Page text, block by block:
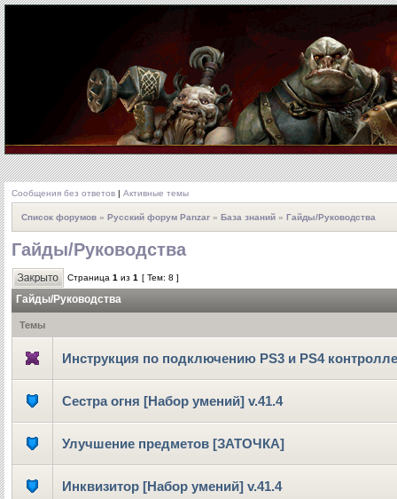
Сообщения без ответов | Активные темы
Список форумов » Русский форум Panzar » База знаний » Гайды/Руководства
Гайды/Руководства
Страница 1 из 1 [ Тем: 8 ]
Гайды/Руководства
Темы
Инструкция по подключению PS3 и PS4
Сестра огня [Набор умений] v.41.4
Улучшение предметов [ЗАТОЧКА]
Инквизитор [Набор умений] v.41.4